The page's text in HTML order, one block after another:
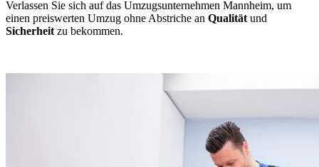
Verlassen Sie sich auf das Umzugsunternehmen Mannheim, um
einen preiswerten Umzug ohne Abstriche an Qualität und
Sicherheit zu bekommen.